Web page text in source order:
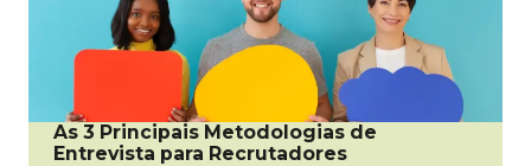
As 3 Principais Metodologias de
Entrevista para Recrutadores